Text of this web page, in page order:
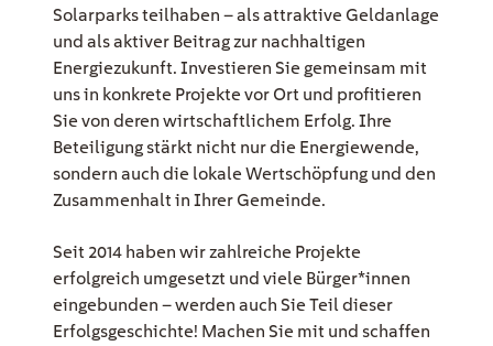
Solarparks teilhaben – als attraktive Geldanlage
und als aktiver Beitrag zur nachhaltigen
Energiezukunft. Investieren Sie gemeinsam mit
uns in konkrete Projekte vor Ort und profitieren
Sie von deren wirtschaftlichem Erfolg. Ihre
Beteiligung stärkt nicht nur die Energiewende,
sondern auch die lokale Wertschöpfung und den
Zusammenhalt in Ihrer Gemeinde.
Seit 2014 haben wir zahlreiche Projekte
erfolgreich umgesetzt und viele Bürger*innen
eingebunden – werden auch Sie Teil dieser
Erfolgsgeschichte! Machen Sie mit und schaffen